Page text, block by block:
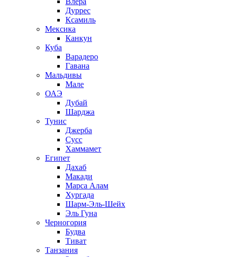
Дуррес
Ксамиль
Мексика
Канкун
Куба
Варадеро
Гавана
Мальдивы
Мале
ОАЭ
Дубай
Шарджа
Тунис
Джерба
Сусс
Хаммамет
Египет
Дахаб
Макади
Марса Алам
Хургада
Шарм-Эль-Шейх
Эль Гуна
Черногория
Будва
Тиват
Танзания